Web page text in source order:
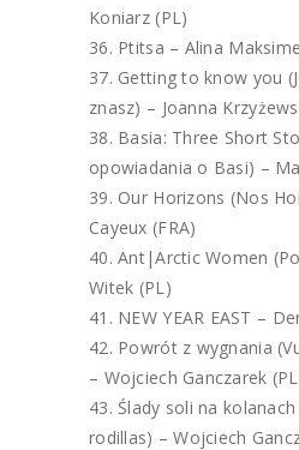
Koniarz (PL)
Ptitsa – Alina
Getting to know you
znasz) – Joanna
Basia: Three Short
opowiadania o Basi) –
Our Horizons (Nos
Cayeux (FRA)
Ant|Arctic Women
Witek (PL)
NEW YEAR EAST –
Powrót z wygnania
– Wojciech Ganczarek
Ślady soli na kolanach
rodillas) – Wojciech